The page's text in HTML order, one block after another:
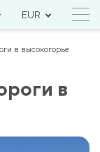
EUR
в высокогорье
в